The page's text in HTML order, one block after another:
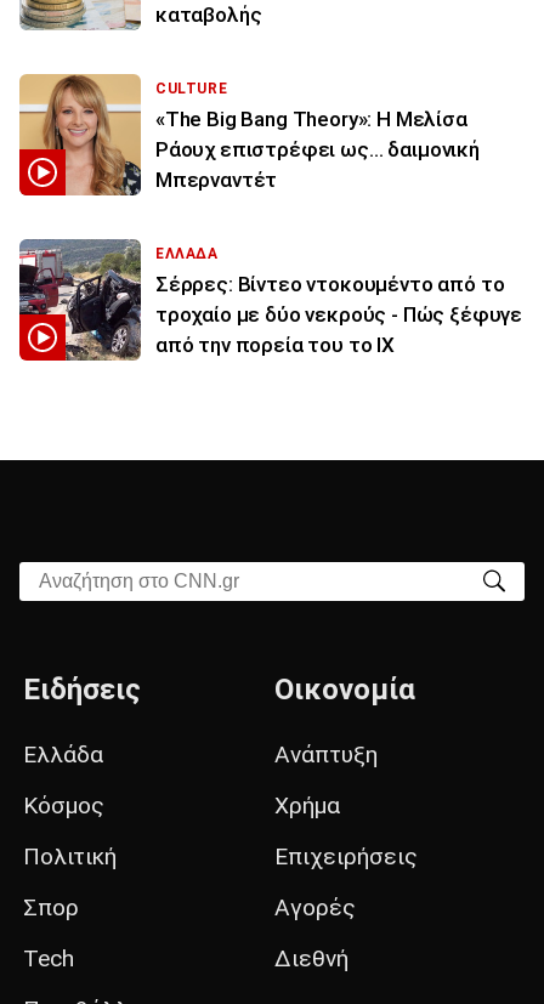
καταβολής
CULTURE
«The Big Bang Theory»: Η Μελίσα
Ράουχ επιστρέφει ως… δαιμονική
Μπερναντέτ
ΕΛΛΑΔΑ
Σέρρες: Βίντεο ντοκουμέντο από το
τροχαίο με δύο νεκρούς - Πώς ξέφυγε
από την πορεία του το ΙΧ
Αναζήτηση στο CNN.gr
Ειδήσεις
Ελλάδα
Κόσμος
Πολιτική
Σπορ
Tech
Οικονομία
Ανάπτυξη
Χρήμα
Επιχειρήσεις
Αγορές
Διεθνή